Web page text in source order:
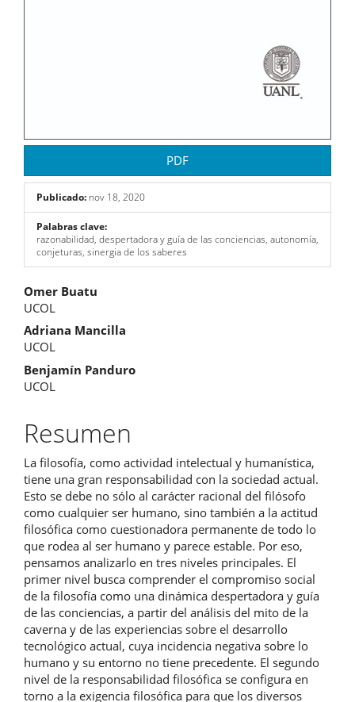
PDF
Publicado: nov 18, 2020
Palabras clave:
razonabilidad, despertadora y guía de las conciencias, autonomía,
conjeturas, sinergia de los saberes
Contenido
principal
del
artículo
Omer Buatu
UCOL
Adriana Mancilla
UCOL
Benjamín Panduro
UCOL
Resumen
La filosofía, como actividad intelectual y humanística,
tiene una gran responsabilidad con la sociedad actual.
Esto se debe no sólo al carácter racional del filósofo
como cualquier ser humano, sino también a la actitud
filosófica como cuestionadora permanente de todo lo
que rodea al ser humano y parece estable. Por eso,
pensamos analizarlo en tres niveles principales. El
primer nivel busca comprender el compromiso social
de la filosofía como una dinámica despertadora y guía
de las conciencias, a partir del análisis del mito de la
caverna y de las experiencias sobre el desarrollo
tecnológico actual, cuya incidencia negativa sobre lo
humano y su entorno no tiene precedente. El segundo
nivel de la responsabilidad filosófica se configura en
torno a la exigencia filosófica para que los diversos